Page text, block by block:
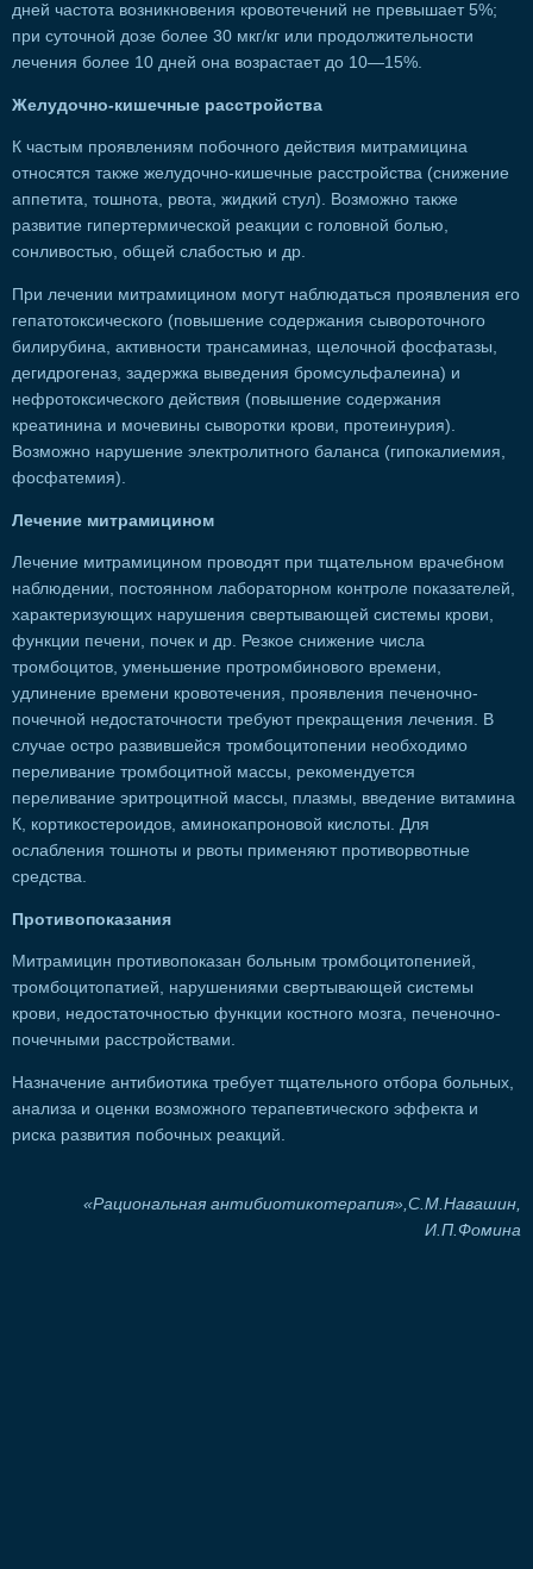
дней частота возникновения кровотечений не превышает 5%;
при суточной дозе более 30 мкг/кг или продолжительности
лечения более 10 дней она возрастает до 10—15%.
Желудочно-кишечные расстройства
К частым проявлениям побочного действия митрамицина
относятся также желудочно-кишечные расстройства (снижение
аппетита, тошнота, рвота, жидкий стул). Возможно также
развитие гипертермической реакции с головной болью,
сонливостью, общей слабостью и др.
При лечении митрамицином могут наблюдаться проявления его
гепатотоксического (повышение содержания сывороточного
билирубина, активности трансаминаз, щелочной фосфатазы,
дегидрогеназ, задержка выведения бромсульфалеина) и
нефротоксического действия (повышение содержания
креатинина и мочевины сыворотки крови, протеинурия).
Возможно нарушение электролитного баланса (гипокалиемия,
фосфатемия).
Лечение митрамицином
Лечение митрамицином проводят при тщательном врачебном
наблюдении, постоянном лабораторном контроле показателей,
характеризующих нарушения свертывающей системы крови,
функции печени, почек и др. Резкое снижение числа
тромбоцитов, уменьшение протромбинового времени,
удлинение времени кровотечения, проявления печеночно-
почечной недостаточности требуют прекращения лечения. В
случае остро развившейся тромбоцитопении необходимо
переливание тромбоцитной массы, рекомендуется
переливание эритроцитной массы, плазмы, введение витамина
К, кортикостероидов, аминокапроновой кислоты. Для
ослабления тошноты и рвоты применяют противорвотные
средства.
Противопоказания
Митрамицин противопоказан больным тромбоцитопенией,
тромбоцитопатией, нарушениями свертывающей системы
крови, недостаточностью функции костного мозга, печеночно-
почечными расстройствами.
Назначение антибиотика требует тщательного отбора больных,
анализа и оценки возможного терапевтического эффекта и
риска развития побочных реакций.
«Рациональная антибиотикотерапия»,С.М.Навашин,
И.П.Фомина